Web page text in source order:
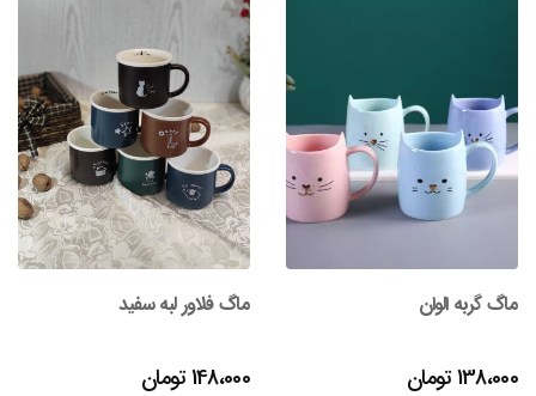
ماگ گربه الوان
138،000تومان
ماگ فلاور لبه سفید
148،000تومان